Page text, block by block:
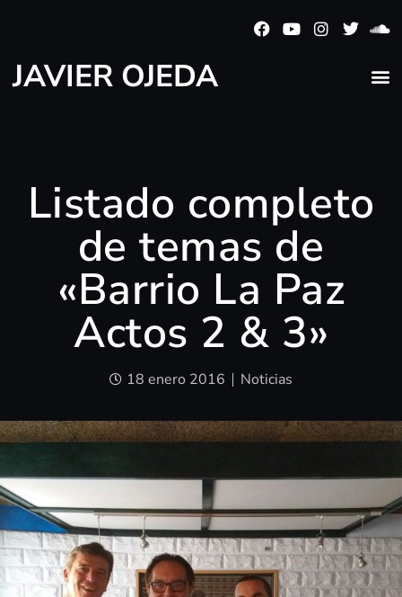
JAVIER OJEDA
Listado completo
de temas de
«Barrio La Paz
Actos 2 & 3»
18 enero 2016 Noticias